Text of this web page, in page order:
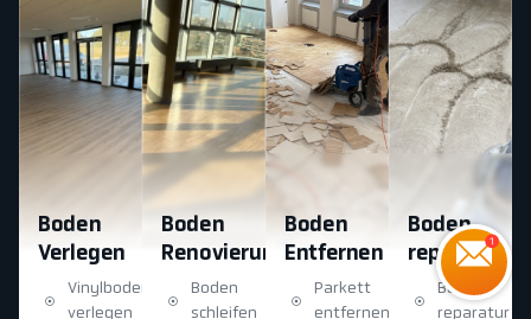
Boden
Verlegen
Vinylboden
verlegen
Boden
Renovierung
Boden
schleifen
Boden
Entfernen
Parkett
entfernen
Boden
reparatur
Boden
reparatur